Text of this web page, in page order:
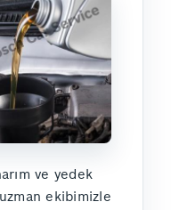
ve yedek
ekibimizle